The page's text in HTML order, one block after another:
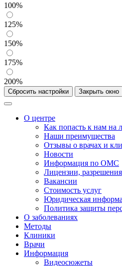
100%
125%
150%
175%
200%
Сбросить настройки Закрыть окно
О центре
Как попасть к нам на
Наши преимущества
Отзывы о врачах и
Новости
Информация по ОМС
Лицензии, разрешения
Вакансии
Стоимость услуг
Юридическая
Политика защиты
О заболеваниях
Методы
Клиники
Врачи
Информация
Видеосюжеты